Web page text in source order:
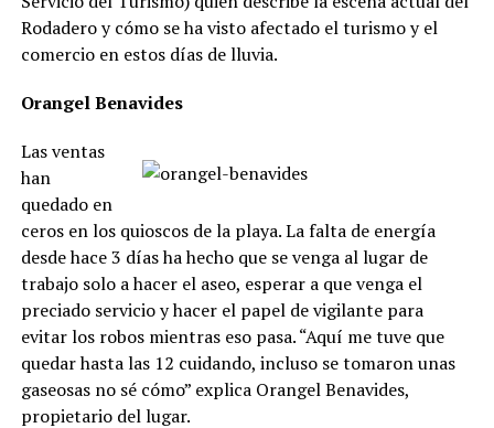
Rodadero y cómo se ha visto afectado el turismo y el
comercio en estos días de lluvia.
Orangel Benavides
Las ventas
han
quedado en
ceros en los quioscos de la playa. La falta de energía
desde hace 3 días ha hecho que se venga al lugar de
trabajo solo a hacer el aseo, esperar a que venga el
preciado servicio y hacer el papel de vigilante para
evitar los robos mientras eso pasa. “Aquí me tuve que
quedar hasta las 12 cuidando, incluso se tomaron unas
gaseosas no sé cómo” explica Orangel Benavides,
propietario del lugar.